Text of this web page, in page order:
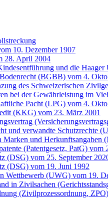
10. Dezember 1907
28. April 2004
und die
(BGBB) vom 4.
des Schweizerischen
bei der Gewährleistung im
Pacht (LPG) vom 4.
(KKG) vom 23. März 2001
und verwandte Schutzrechte
Marken und
(Patentgesetz, PatG) vom
(DSG) vom 25. September
(DSG) vom 19. Juni 1992
Wettbewerb (UWG) vom 19.
in Zivilsachen
(Zivilprozessordnung,